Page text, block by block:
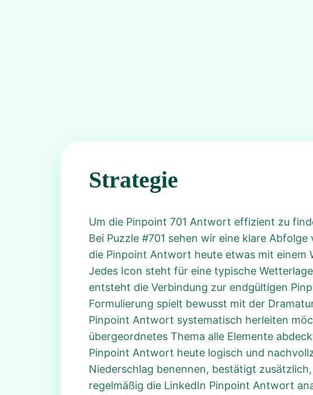
Strategie
Um die Pinpoint 701 Antwort effizient zu
Bei Puzzle #701 sehen wir eine klare
die Pinpoint Antwort heute etwas mit einem
Jedes Icon steht für eine typische
entsteht die Verbindung zur endgültigen
Formulierung spielt bewusst mit der
Pinpoint Antwort systematisch herleiten
übergeordnetes Thema alle Elemente
Pinpoint Antwort heute logisch und
Niederschlag benennen, bestätigt
regelmäßig die LinkedIn Pinpoint Antwort